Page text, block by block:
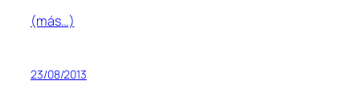
(más…)
23/08/2013